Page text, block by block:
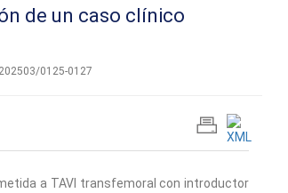
de un caso clínico
0125-0127
a TAVI transfemoral con introductor